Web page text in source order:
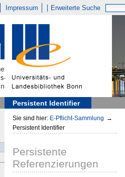
Impressum Erweiterte Suche
Persistent Identifier
Sie sind hier: E-Pflicht-Sammlung →
Persistent Identifier
Persistente
Referenzierungen